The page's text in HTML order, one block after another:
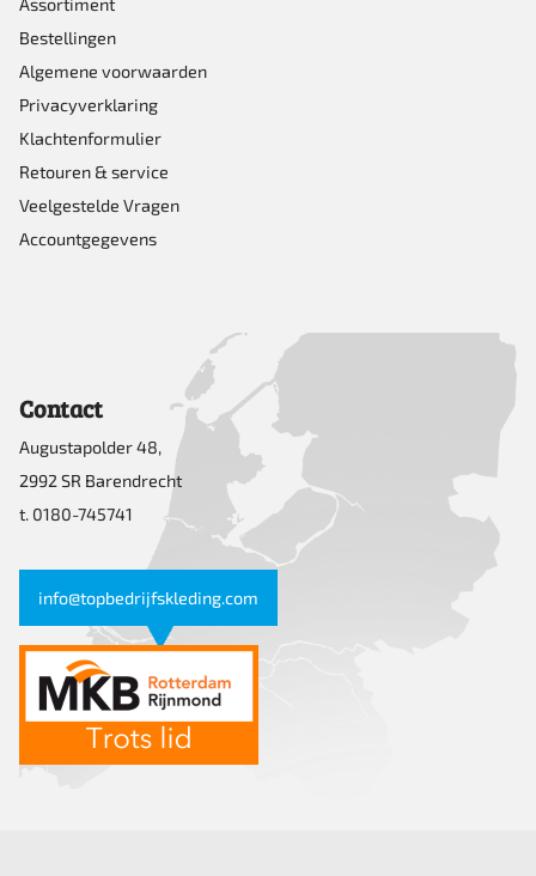
Assortiment
Bestellingen
Algemene voorwaarden
Privacyverklaring
Klachtenformulier
Retouren & service
Veelgestelde Vragen
Accountgegevens
Contact
Augustapolder 48,
2992 SR Barendrecht
t. 0180-745741
info@topbedrijfskleding.com